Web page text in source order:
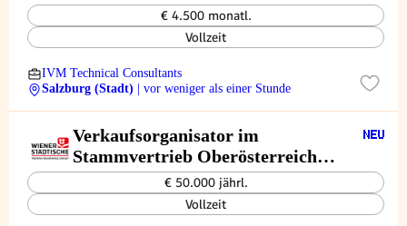
€ 4.500 monatl.
Vollzeit
IVM Technical Consultants
Salzburg (Stadt)
| vor weniger als einer Stunde
Verkaufsorganisator im
Stammvertrieb Oberösterreich
(wImId)
€ 50.000 jährl.
Vollzeit